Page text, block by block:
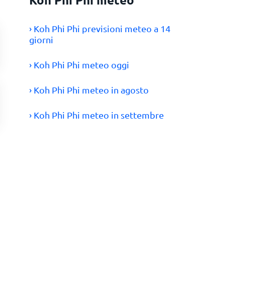
› Koh Phi Phi previsioni meteo a 14
giorni
› Koh Phi Phi meteo oggi
› Koh Phi Phi meteo in agosto
› Koh Phi Phi meteo in settembre